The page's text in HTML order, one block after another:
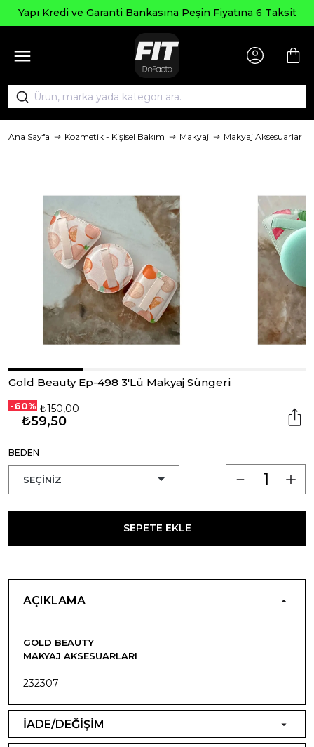
Yapı Kredi ve Garanti Bankasına Peşin Fiyatına 6 Taksit
Ana Sayfa Kozmetik - Kişisel Bakım Makyaj Makyaj Aksesuarları
Gold Beauty Ep-498 3'Lü Makyaj Süngeri
-60% ₺150,00
₺59,50
BEDEN
SEPETE EKLE
AÇIKLAMA
GOLD BEAUTY
MAKYAJ AKSESUARLARI
232307
İADE/DEĞİŞİM